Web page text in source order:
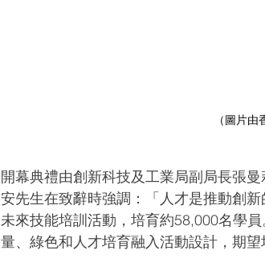
（圖片
開幕典禮由創新科技及工業局副局長張
安先生在致辭時強調：「人才是推動創
未來技能培訓活動，培育約58,000名學
量、綠色和人才培育融入活動設計，期望